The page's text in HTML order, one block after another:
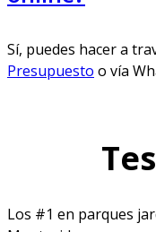
Sí, puedes hacer a
Presupuesto o vía
Los #1 en parques